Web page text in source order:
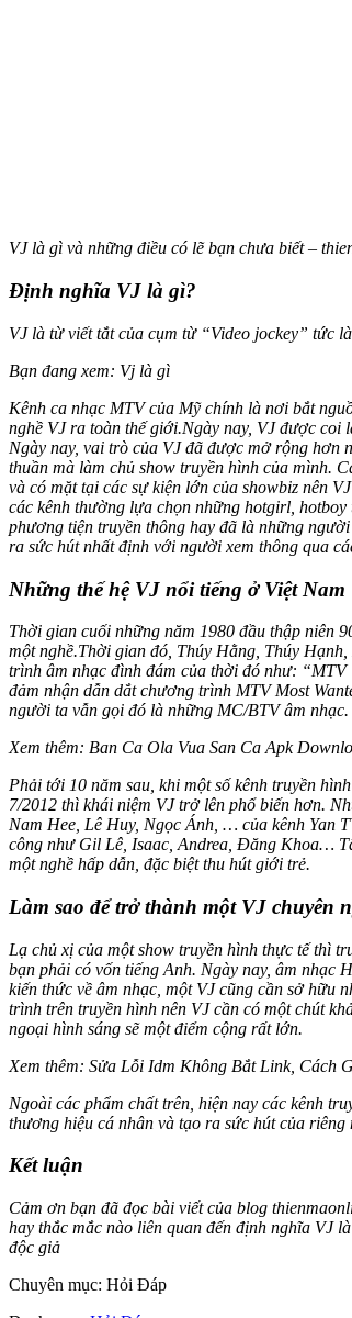
VJ là gì và những điều có lẽ bạn chưa biết –
Định nghĩa VJ là gì?
VJ là từ viết tắt của cụm từ “Video jockey” tức
Bạn đang xem: Vj là gì
Kênh ca nhạc MTV của Mỹ chính là nơi bắt
nghề VJ ra toàn thế giới.Ngày nay, VJ được coi
Ngày nay, vai trò của VJ đã được mở rộng hơn
thuần mà làm chủ show truyền hình của mình.
và có mặt tại các sự kiện lớn của showbiz nên
các kênh thường lựa chọn những hotgirl,
phương tiện truyền thông hay đã là những
ra sức hút nhất định với người xem thông qua
Những thế hệ VJ nổi tiếng ở Việt Nam
Thời gian cuối những năm 1980 đầu thập niên
một nghề.Thời gian đó, Thúy Hằng, Thúy
trình âm nhạc đình đám của thời đó như:
đảm nhận dẫn dắt chương trình MTV Most
người ta vẫn gọi đó là những MC/BTV âm nhạc.
Xem thêm: Ban Ca Ola Vua San Ca Apk
Phải tới 10 năm sau, khi một số kênh truyền
7/2012 thì khái niệm VJ trở lên phổ biến hơn.
Nam Hee, Lê Huy, Ngọc Ánh, … của kênh Yan
công như Gil Lê, Isaac, Andrea, Đăng Khoa…
một nghề hấp dẫn, đặc biệt thu hút giới trẻ.
Làm sao để trở thành một VJ chuyên
Lạ chủ xị của một show truyền hình thực tế thì
bạn phải có vốn tiếng Anh. Ngày nay, âm nhạc
kiến thức về âm nhạc, một VJ cũng cần sở
trình trên truyền hình nên VJ cần có một chút
ngoại hình sáng sẽ một điểm cộng rất lớn.
Xem thêm: Sửa Lỗi Idm Không Bắt Link, Cách
Ngoài các phẩm chất trên, hiện nay các kênh
thương hiệu cá nhân và tạo ra sức hút của
Kết luận
Cảm ơn bạn đã đọc bài viết của blog
hay thắc mắc nào liên quan đến định nghĩa VJ
độc giả
Chuyên mục: Hỏi Đáp